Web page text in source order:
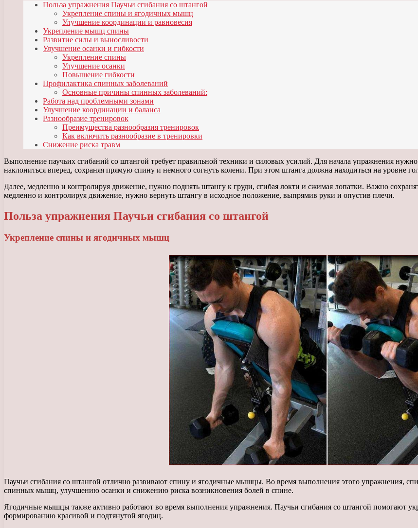
Польза упражнения Паучьи сгибания со штангой
Укрепление спины и ягодичных мышц
Улучшение координации и равновесия
Укрепление мышц спины
Развитие силы и выносливости
Улучшение осанки и гибкости
Укрепление спины
Улучшение осанки
Повышение гибкости
Профилактика спинных заболеваний
Основные причины спинных заболеваний:
Работа над проблемными зонами
Улучшение координации и баланса
Разнообразие тренировок
Преимущества разнообразия тренировок
Как включить разнообразие в тренировки
Снижение риска травм
Выполнение паучьих сгибаний со штангой требует правильной техники и силовых усилий. Для начала упражнения
наклониться вперед, сохраняя прямую спину и немного согнуть колени. При этом штанга должна находиться на уровне
Далее, медленно и контролируя движение, нужно поднять штангу к груди, сгибая локти и сжимая лопатки. Важно
медленно и контролируя движение, нужно вернуть штангу в исходное положение, выпрямив руки и опустив плечи.
Польза упражнения Паучьи сгибания со штангой
Укрепление спины и ягодичных мышц
Паучьи сгибания со штангой отлично развивают спину и ягодичные мышцы. Во время выполнения этого упражнения,
спинных мышц, улучшению осанки и снижению риска возникновения болей в спине.
Ягодичные мышцы также активно работают во время выполнения упражнения. Паучьи сгибания со штангой помогают
формированию красивой и подтянутой ягодиц.